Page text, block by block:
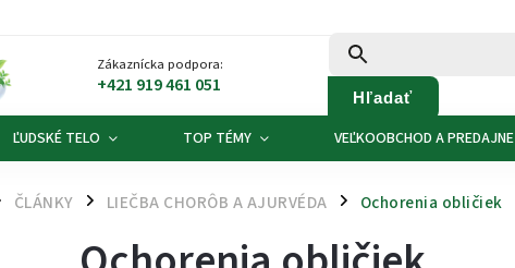
Zákaznícka podpora:
+421 919 461 051 Hľadať
ĽUDSKÉ TELO TOP TÉMY VEĽKOOBCHOD A PREDAJNE
ČLÁNKY / LIEČBA CHORÔB A AJURVÉDA / Ochorenia obličiek